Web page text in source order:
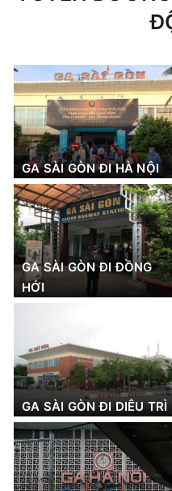
GA SÀI GÒN ĐI HÀ NỘI
GA SÀI GÒN ĐI ĐỒNG
HỚI
GA SÀI GÒN ĐI DIÊU TRÌ